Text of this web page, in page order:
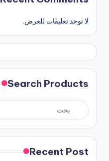
لا توجد تعليقات للعرض.
Search Products
Recent Post